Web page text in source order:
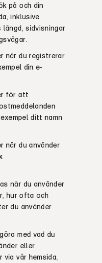
på och din
a, inklusive
sidvisningar
.
när du registrerar
din e-
för att
ditt namn
när du använder
när du använder
hur ofta och
du använder
med vad du
eller
vår hemsida,